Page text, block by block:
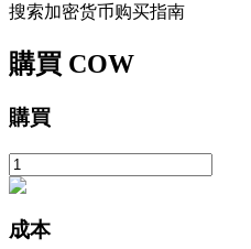
搜索加密货币购买指南
購買 COW
購買
成本